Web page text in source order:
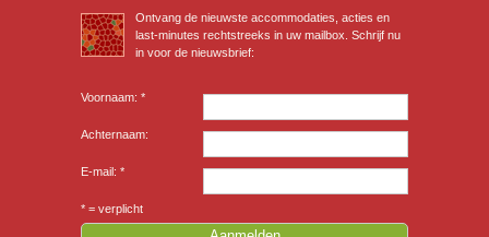
Ontvang de nieuwste accommodaties, acties en
last-minutes rechtstreeks in uw mailbox. Schrijf nu
in voor de nieuwsbrief:
Voornaam: *
Achternaam:
E-mail: *
* = verplicht